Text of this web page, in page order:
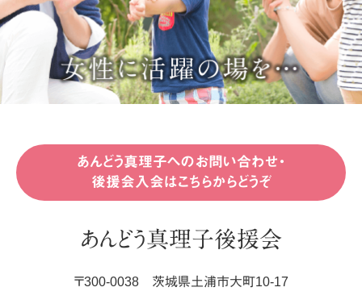
あんどう真理子へのお問い合わせ・
後援会入会はこちらからどうぞ
あんどう真理子後援会
〒300-0038 茨城県土浦市大町10-17